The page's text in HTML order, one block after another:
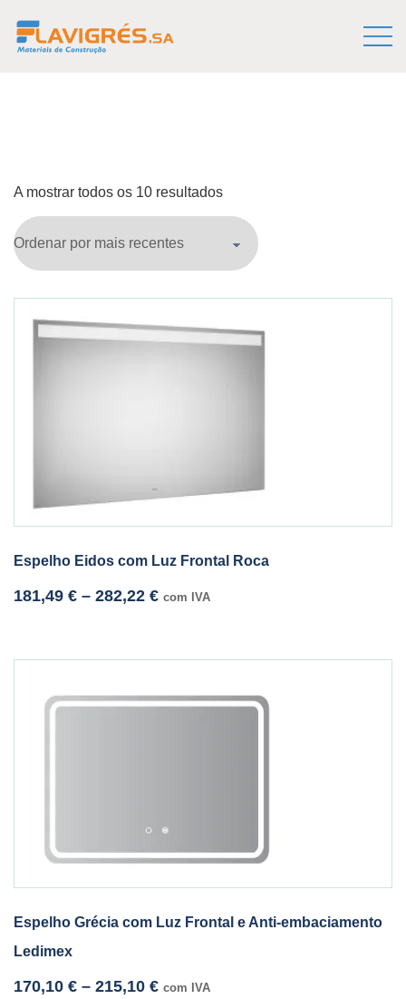
A mostrar todos os 10 resultados
Espelho Eidos com Luz Frontal Roca
181,49 € – 282,22 € com IVA
Espelho Grécia com Luz Frontal e Anti-embaciamento
Ledimex
170,10 € – 215,10 € com IVA